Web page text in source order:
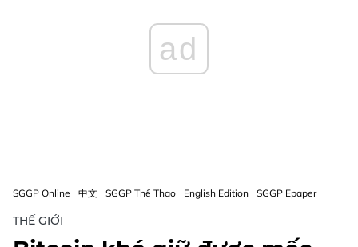
ad
SGGP Online 中文 SGGP Thể Thao English Edition SGGP Epaper
THẾ GIỚI